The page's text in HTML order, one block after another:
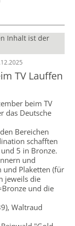
Inhalt ist der
TV Lauffen
beim TV
das Deutsche
Bereichen
schafften
5 in Bronze.
und
und Plaketten (für
jeweils die
und die
Waltraud